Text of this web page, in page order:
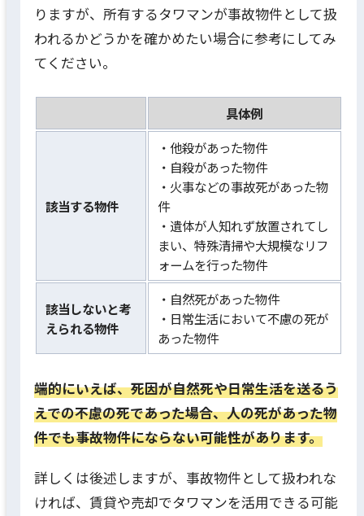
りますが、所有するタワマンが事故物件として扱
われるかどうかを確かめたい場合に参考にしてみ
てください。
具体例
該当する物件
・他殺があった物件
・自殺があった物件
・火事などの事故死があった物
件
・遺体が人知れず放置されてし
まい、特殊清掃や大規模なリフ
ォームを行った物件
該当しないと考
えられる物件
・自然死があった物件
・日常生活において不慮の死が
あった物件
端的にいえば、死因が自然死や日常生活を送るう
えでの不慮の死であった場合、人の死があった物
件でも事故物件にならない可能性があります。
詳しくは後述しますが、事故物件として扱われな
ければ、賃貸や売却でタワマンを活用できる可能